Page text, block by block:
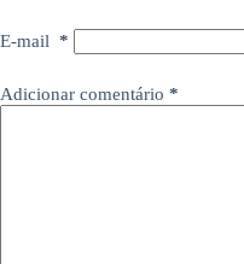
E-mail *
Adicionar comentário *